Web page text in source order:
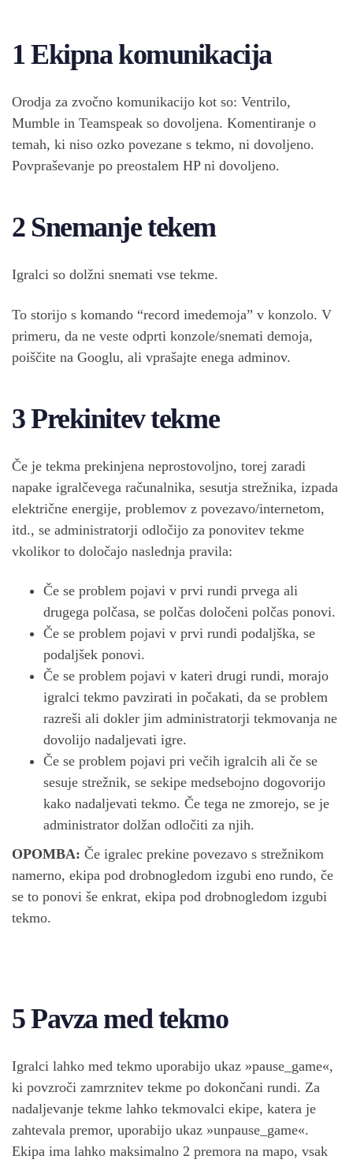
1 Ekipna komunikacija
Orodja za zvočno komunikacijo kot so: Ventrilo,
Mumble in Teamspeak so dovoljena. Komentiranje o
temah, ki niso ozko povezane s tekmo, ni dovoljeno.
Povpraševanje po preostalem HP ni dovoljeno.
2 Snemanje tekem
Igralci so dolžni snemati vse tekme.
To storijo s komando “record imedemoja” v konzolo. V
primeru, da ne veste odprti konzole/snemati demoja,
poiščite na Googlu, ali vprašajte enega adminov.
3 Prekinitev tekme
Če je tekma prekinjena neprostovoljno, torej zaradi
napake igralčevega računalnika, sesutja strežnika, izpada
električne energije, problemov z povezavo/internetom,
itd., se administratorji odločijo za ponovitev tekme
vkolikor to določajo naslednja pravila:
Če se problem pojavi v prvi rundi prvega ali
drugega polčasa, se polčas določeni polčas ponovi.
Če se problem pojavi v prvi rundi podaljška, se
podaljšek ponovi.
Če se problem pojavi v kateri drugi rundi, morajo
igralci tekmo pavzirati in počakati, da se problem
razreši ali dokler jim administratorji tekmovanja ne
dovolijo nadaljevati igre.
Če se problem pojavi pri večih igralcih ali če se
sesuje strežnik, se sekipe medsebojno dogovorijo
kako nadaljevati tekmo. Če tega ne zmorejo, se je
administrator dolžan odločiti za njih.
OPOMBA: Če igralec prekine povezavo s strežnikom
namerno, ekipa pod drobnogledom izgubi eno rundo, če
se to ponovi še enkrat, ekipa pod drobnogledom izgubi
tekmo.
5 Pavza med tekmo
Igralci lahko med tekmo uporabijo ukaz »pause_game«,
ki povzroči zamrznitev tekme po dokončani rundi. Za
nadaljevanje tekme lahko tekmovalci ekipe, katera je
zahtevala premor, uporabijo ukaz »unpause_game«.
Ekipa ima lahko maksimalno 2 premora na mapo, vsak